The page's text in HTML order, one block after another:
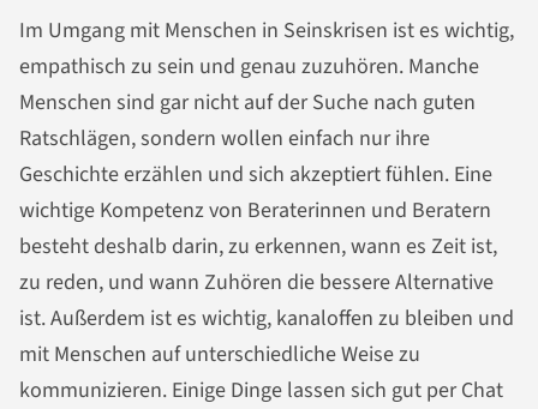
Im Umgang mit Menschen in Seinskrisen ist es wichtig,
empathisch zu sein und genau zuzuhören. Manche
Menschen sind gar nicht auf der Suche nach guten
Ratschlägen, sondern wollen einfach nur ihre
Geschichte erzählen und sich akzeptiert fühlen. Eine
wichtige Kompetenz von Beraterinnen und Beratern
besteht deshalb darin, zu erkennen, wann es Zeit ist,
zu reden, und wann Zuhören die bessere Alternative
ist. Außerdem ist es wichtig, kanaloffen zu bleiben und
mit Menschen auf unterschiedliche Weise zu
kommunizieren. Einige Dinge lassen sich gut per Chat